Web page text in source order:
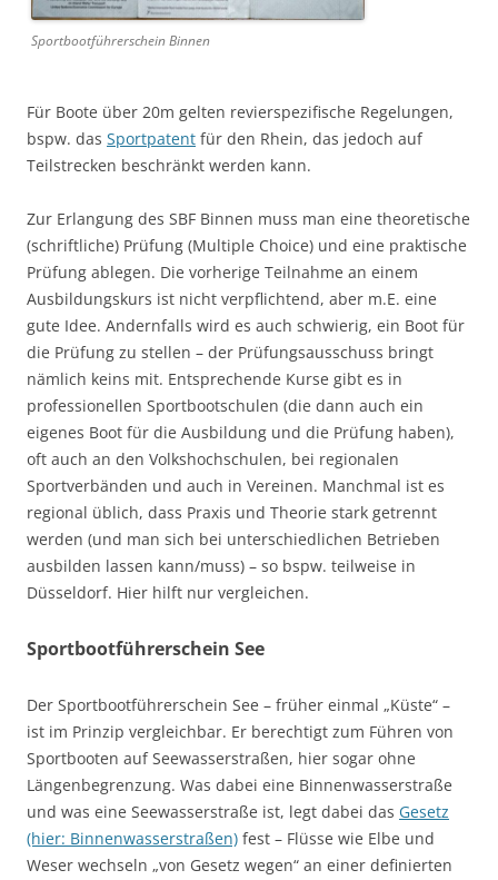
Sportbootführerschein Binnen
Für Boote über 20m gelten revierspezifische Regelungen,
bspw. das Sportpatent für den Rhein, das jedoch auf
Teilstrecken beschränkt werden kann.
Zur Erlangung des SBF Binnen muss man eine theoretische
(schriftliche) Prüfung (Multiple Choice) und eine praktische
Prüfung ablegen. Die vorherige Teilnahme an einem
Ausbildungskurs ist nicht verpflichtend, aber m.E. eine
gute Idee. Andernfalls wird es auch schwierig, ein Boot für
die Prüfung zu stellen – der Prüfungsausschuss bringt
nämlich keins mit. Entsprechende Kurse gibt es in
professionellen Sportbootschulen (die dann auch ein
eigenes Boot für die Ausbildung und die Prüfung haben),
oft auch an den Volkshochschulen, bei regionalen
Sportverbänden und auch in Vereinen. Manchmal ist es
regional üblich, dass Praxis und Theorie stark getrennt
werden (und man sich bei unterschiedlichen Betrieben
ausbilden lassen kann/muss) – so bspw. teilweise in
Düsseldorf. Hier hilft nur vergleichen.
Sportbootführerschein See
Der Sportbootführerschein See – früher einmal „Küste“ –
ist im Prinzip vergleichbar. Er berechtigt zum Führen von
Sportbooten auf Seewasserstraßen, hier sogar ohne
Längenbegrenzung. Was dabei eine Binnenwasserstraße
und was eine Seewasserstraße ist, legt dabei das Gesetz
(hier: Binnenwasserstraßen) fest – Flüsse wie Elbe und
Weser wechseln „von Gesetz wegen“ an einer definierten